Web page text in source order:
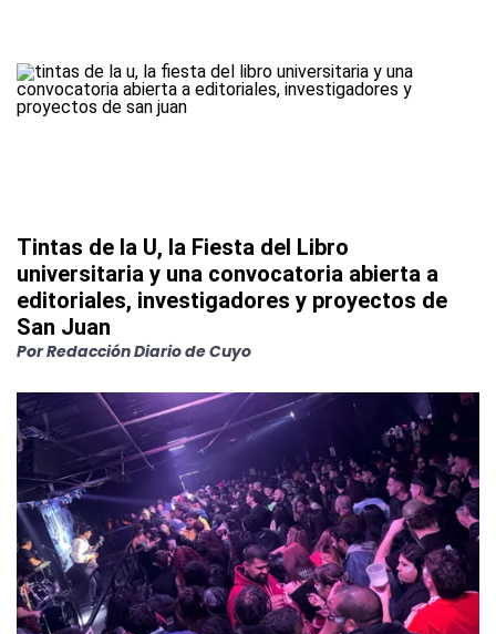
Tintas de la U, la Fiesta del Libro
universitaria y una convocatoria abierta a
editoriales, investigadores y proyectos de
San Juan
PorRedacción Diario de Cuyo